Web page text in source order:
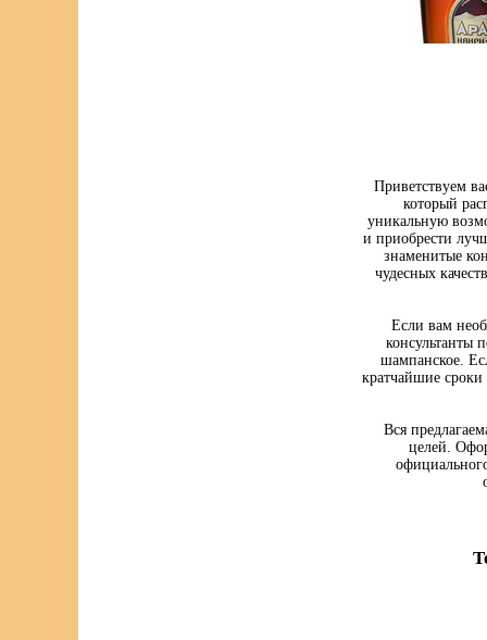
Приветствуем
который
уникальную
и приобрести
знаменитые
чудесных
Если вам
консультанты
шампанское.
кратчайшие
Вся
целей.